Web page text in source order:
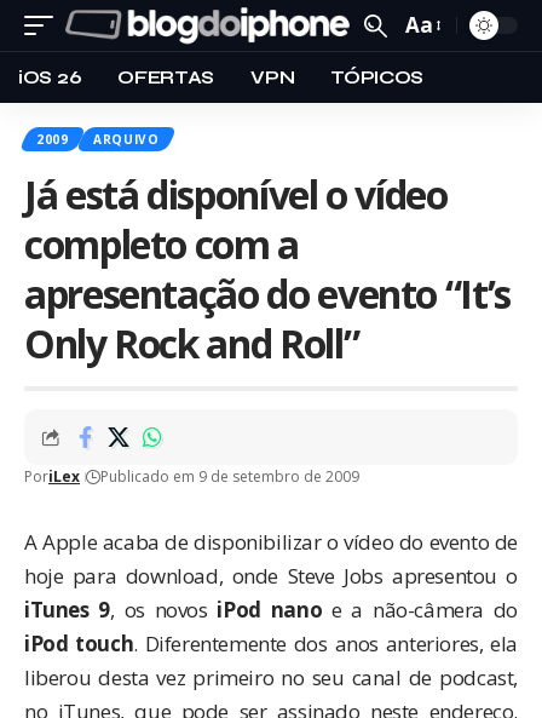
Aa
iOS 26 OFERTAS VPN TÓPICOS
2009 ARQUIVO
Já está disponível o vídeo
completo com a
apresentação do evento “It’s
Only Rock and Roll”
PoriLex Publicado em 9 de setembro de 2009
A Apple acaba de disponibilizar o vídeo do evento de
hoje para download, onde Steve Jobs apresentou o
iTunes 9, os novos iPod nano e a não-câmera do
iPod touch. Diferentemente dos anos anteriores, ela
liberou desta vez primeiro no seu canal de podcast,
no iTunes, que pode ser assinado neste endereço.